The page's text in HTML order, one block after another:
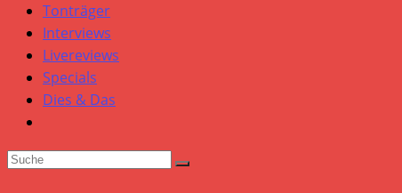
Tonträger
Interviews
Livereviews
Specials
Dies & Das